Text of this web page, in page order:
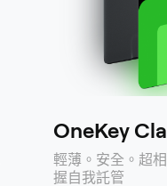
OneKey
輕薄。安全。超
握自我託管